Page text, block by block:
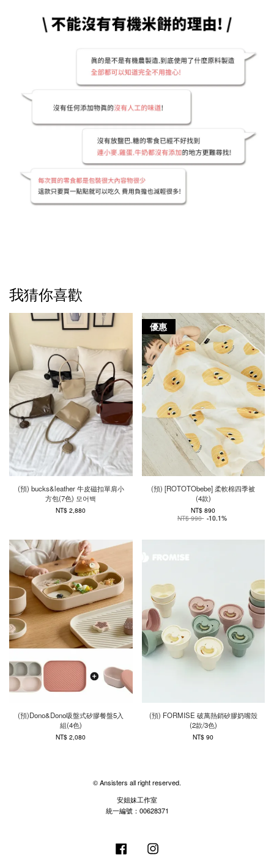
我猜你喜歡
(預) bucks&leather 牛皮磁扣單肩小
方包(7色) 모어백
NT$ 2,880
優惠
(預) [ROTOTObebe] 柔軟棉四季被
(4款)
NT$ 890
NT$ 990 -10.1%
(預)Dono&Dono吸盤式矽膠餐盤5入
組(4色)
NT$ 2,080
(預) FORMISE 破萬熱銷矽膠奶嘴殼
(2款/3色)
NT$ 90
© Ansisters all right reserved.
安姐妹工作室
統一編號：00628371
Facebook